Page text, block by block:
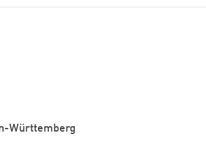
Württemberg